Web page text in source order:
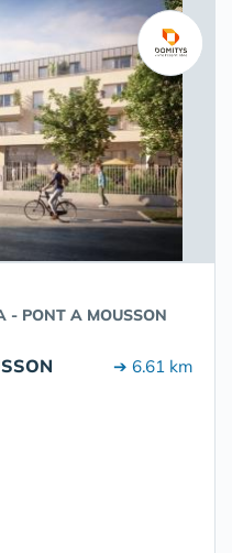
- PONT A MOUSSON
➔ 6.61 km